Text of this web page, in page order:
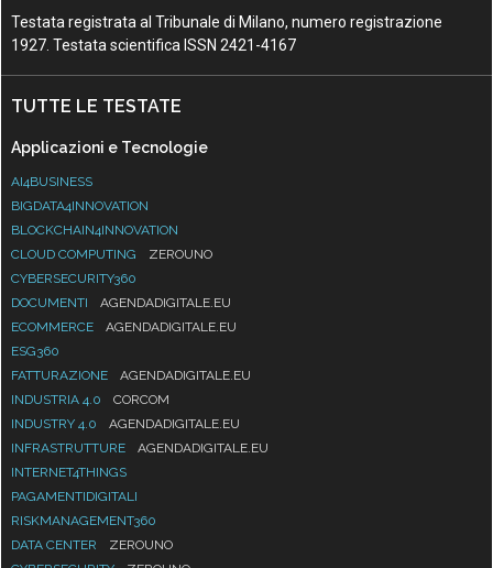
Testata registrata al Tribunale di Milano, numero registrazione
1927. Testata scientifica ISSN 2421-4167
TUTTE LE TESTATE
Applicazioni e Tecnologie
AI4BUSINESS
BIGDATA4INNOVATION
BLOCKCHAIN4INNOVATION
CLOUD COMPUTING
ZEROUNO
CYBERSECURITY360
DOCUMENTI
AGENDADIGITALE.EU
ECOMMERCE
AGENDADIGITALE.EU
ESG360
FATTURAZIONE
AGENDADIGITALE.EU
INDUSTRIA 4.0
CORCOM
INDUSTRY 4.0
AGENDADIGITALE.EU
INFRASTRUTTURE
AGENDADIGITALE.EU
INTERNET4THINGS
PAGAMENTIDIGITALI
RISKMANAGEMENT360
DATA CENTER
ZEROUNO